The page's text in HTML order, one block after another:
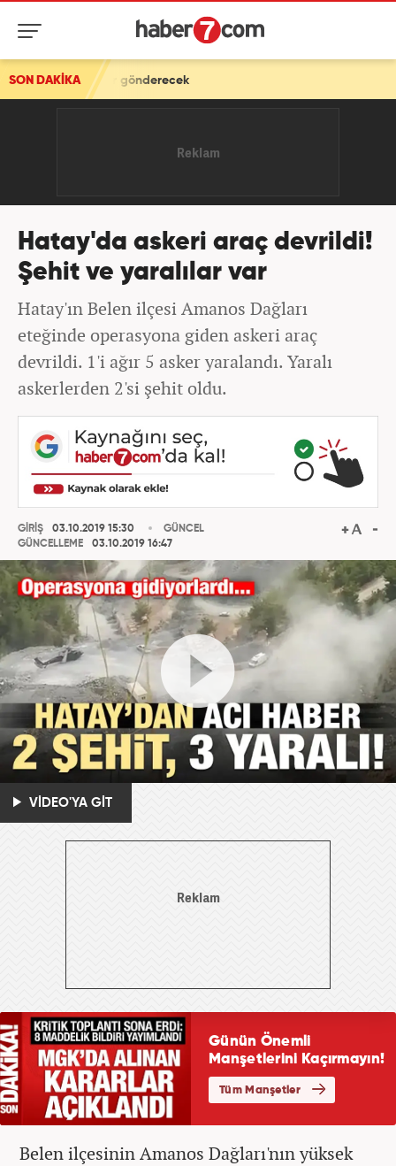
SON DAKİKA
gönderecek
Hatay'da askeri araç devrildi!
Şehit ve yaralılar var
Hatay'ın Belen ilçesi Amanos Dağları
eteğinde operasyona giden askeri araç
devrildi. 1'i ağır 5 asker yaralandı. Yaralı
askerlerden 2'si şehit oldu.
GİRİŞ
03.10.2019 15:30
GÜNCELLEME
03.10.2019 16:47
GÜNCEL
VİDEO'YA GİT
Belen ilçesinin Amanos Dağları'nın yüksek